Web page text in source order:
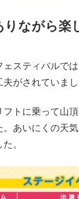
りながら楽
スティバルで
がされていまし
トに乗って山
あいにくの天
。